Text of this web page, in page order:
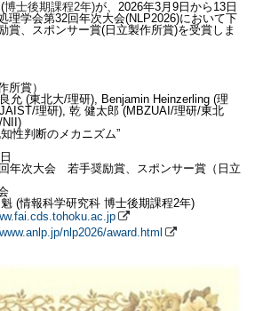
博士後期課程2年)が、2026年3月9日から13日
理学会第32回年次大会(NLP2026)において下
賞、スポンサー賞(日立製作所賞)を受賞しま
所賞）
允 (東北大/理研), Benjamin Heinzerling (理
理研), 乾 健太郎 (MBZUAI/理研/東北
NII)
性判断のメカニズム”
年次大会 若手奨励賞、スポンサー賞（日立
(情報科学研究科 博士後期課程2年)
nlp2026/award.html